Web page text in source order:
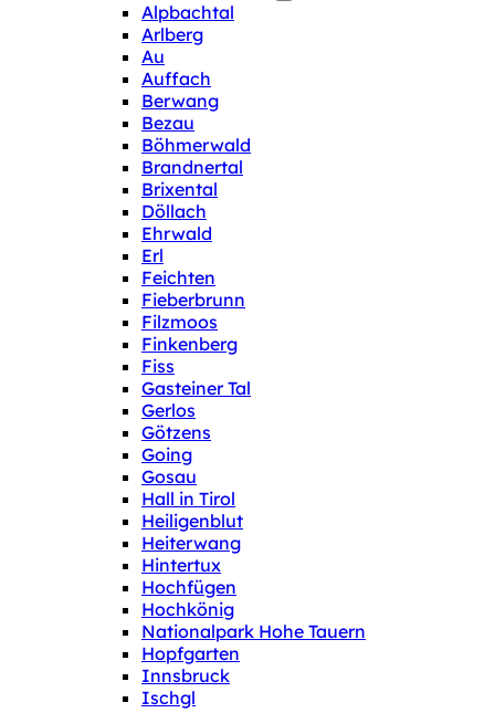
Alpbachtal
Arlberg
Au
Auffach
Berwang
Bezau
Böhmerwald
Brandnertal
Brixental
Döllach
Ehrwald
Erl
Feichten
Fieberbrunn
Filzmoos
Finkenberg
Fiss
Gasteiner Tal
Gerlos
Götzens
Going
Gosau
Hall in Tirol
Heiligenblut
Heiterwang
Hintertux
Hochfügen
Hochkönig
Nationalpark Hohe Tauern
Hopfgarten
Innsbruck
Ischgl